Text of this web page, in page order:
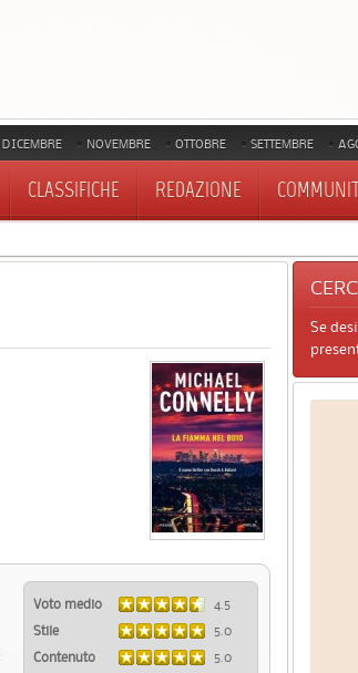
DICEMBRE NOVEMBRE OTTOBRE SETTEMBRE
CLASSIFICHE REDAZIONE
Voto medio
4.5
Stile
5.0
Contenuto
5.0
Se